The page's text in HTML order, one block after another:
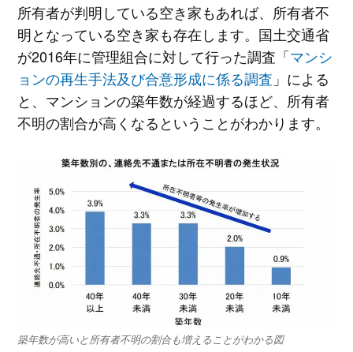
所有者が判明している空き家もあれば、所有者不
明となっている空き家も存在します。国土交通省
が2016年に管理組合に対して行った調査「マンシ
ョンの再生手法及び合意形成に係る調査 」による
と、マンションの築年数が経過するほど、所有者
不明の割合が高くなるということがわかります。
築年数が高いと所有者不明の割合も増えることがわかる図